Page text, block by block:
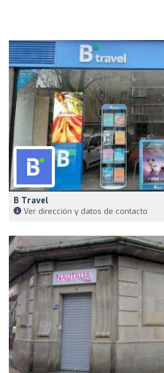
B Travel
Ver dirección y datos de contacto